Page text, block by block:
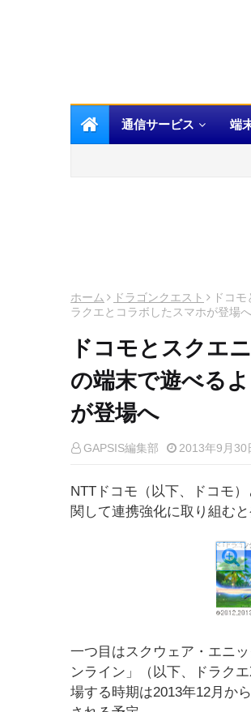
通信サービス 端
ホーム ドラゴンクエスト
ドコ
ラクエとコラボしたスマホが登場へ
ドコモとスクエ
の端末で遊べる
が登場へ
GAPSIS編集部 2013年9月30
NTTドコモ（以下、ドコモ
関して連携強化に取り組む
一つ目はスクウェア・エニ
ンライン」（以下、ドラク
場する時期は2013年12月か